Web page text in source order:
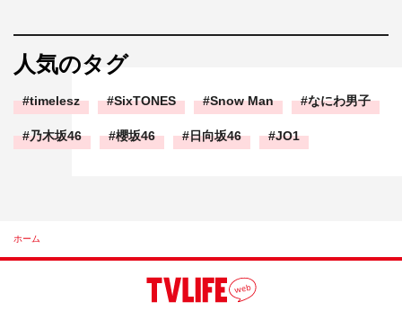
人気のタグ
timelesz SixTONES Snow Man なにわ男子
乃木坂46 櫻坂46 日向坂46 JO1
ホーム